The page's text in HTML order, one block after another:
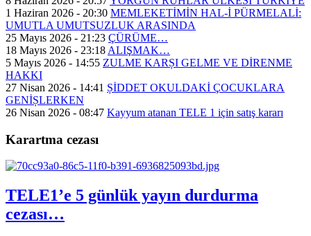
1 Haziran 2026 - 20:30 MEMLEKETİMİN HAL-İ PÜRMELALİ:
UMUTLA UMUTSUZLUK ARASINDA
25 Mayıs 2026 - 21:23 ÇÜRÜME…
18 Mayıs 2026 - 23:18 ALIŞMAK…
5 Mayıs 2026 - 14:55 ZULME KARȘI GELME VE DİRENME
HAKKI
27 Nisan 2026 - 14:41 ȘİDDET OKULDAKİ ÇOCUKLARA
GENİȘLERKEN
26 Nisan 2026 - 08:47 Kayyum atanan TELE 1 için satış kararı
Karartma cezası
TELE1’e 5 günlük yayın durdurma
cezası…